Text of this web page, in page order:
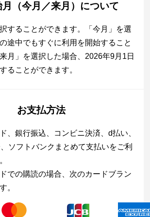
（今月／来月）について
することができます。「今月」を選
途中でもすぐに利用を開始すること
月」を選択した場合、2026年9月1日
ることができます。
お支払方法
、銀行振込、コンビニ決済、d払い、
ソフトバンクまとめて支払いをご利
での購読の場合、次のカードブラン
。